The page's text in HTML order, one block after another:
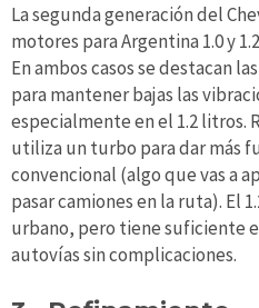
La segunda generación del
motores para Argentina 1.0 y
En ambos casos se destacan las
para mantener bajas las
especialmente en el 1.2 litros.
utiliza un turbo para dar más
convencional (algo que vas a
pasar camiones en la ruta). El
urbano, pero tiene suficiente
autovías sin complicaciones.